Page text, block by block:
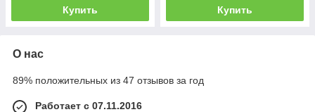
Купить Купить
О нас
89% положительных из 47 отзывов за год
Работает с 07.11.2016